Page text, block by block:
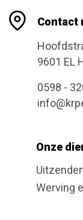
Contact
9601 EL
0598 -
Onze
Werving